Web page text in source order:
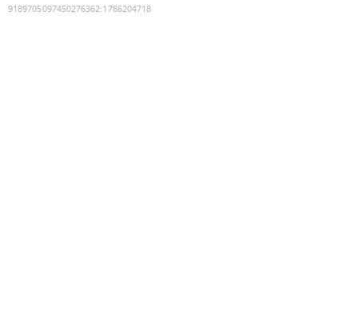
9189705097450276362:1786204718